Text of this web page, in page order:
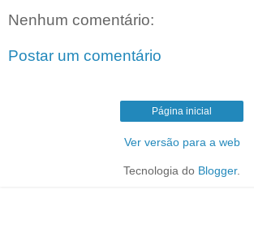
Nenhum comentário:
Postar um comentário
Página inicial
Ver versão para a web
Tecnologia do Blogger.